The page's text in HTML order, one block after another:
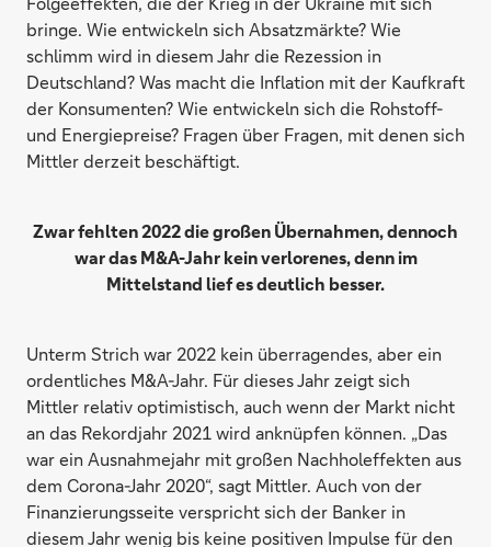
bringe. Wie entwickeln sich Absatzmärkte? Wie
schlimm wird in diesem Jahr die Rezession in
Deutschland? Was macht die Inflation mit der Kaufkraft
der Konsumenten? Wie entwickeln sich die Rohstoff-
und Energiepreise? Fragen über Fragen, mit denen sich
Mittler derzeit beschäftigt.
Zwar fehlten 2022 die großen Übernahmen, dennoch
war das M&A-Jahr kein verlorenes, denn im
Mittelstand lief es deutlich besser.
Unterm Strich war 2022 kein überragendes, aber ein
ordentliches M&A-Jahr. Für dieses Jahr zeigt sich
Mittler relativ optimistisch, auch wenn der Markt nicht
an das Rekordjahr 2021 wird anknüpfen können. „Das
war ein Ausnahmejahr mit großen Nachholeffekten aus
dem Corona-Jahr 2020“, sagt Mittler. Auch von der
Finanzierungsseite verspricht sich der Banker in
diesem Jahr wenig bis keine positiven Impulse für den